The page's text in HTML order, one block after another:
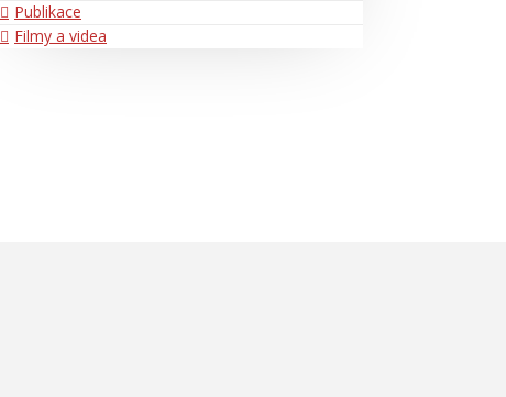
Publikace
Filmy a videa